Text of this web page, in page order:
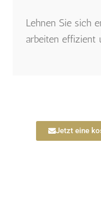
Lehnen Sie sich
arbeiten effizient
Jetzt eine